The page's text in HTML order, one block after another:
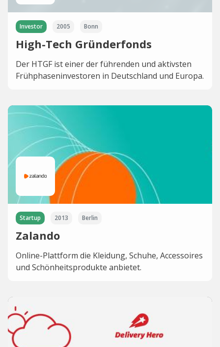
Investor 2005 Bonn
High-Tech Gründerfonds
Der HTGF ist einer der führenden und aktivsten
Frühphaseninvestoren in Deutschland und Europa.
Startup 2013 Berlin
Zalando
Online-Plattform die Kleidung, Schuhe, Accessoires
und Schönheitsprodukte anbietet.